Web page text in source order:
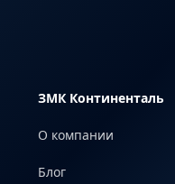
ЗМК Континенталь
О компании
Блог